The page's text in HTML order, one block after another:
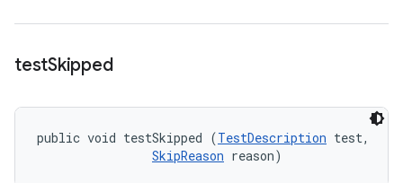
testSkipped
public void testSkipped (TestDescription test,
SkipReason reason)